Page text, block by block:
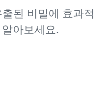
된 비밀에 효과적
아보세요.